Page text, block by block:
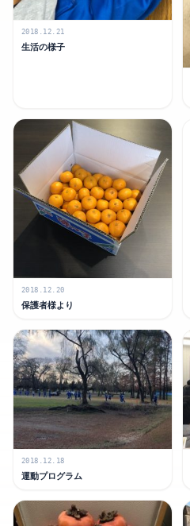
2018.12.21
生活の様子
2018.12.20
保護者様より
2018.12.18
運動プログラム